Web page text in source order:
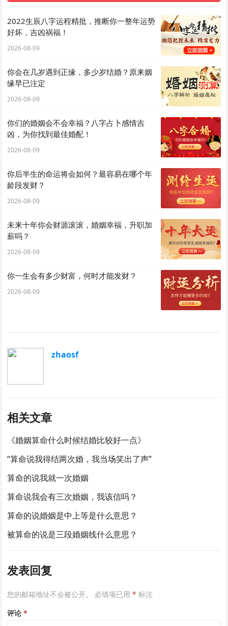
2022生辰八字运程精批，推断你一整年运势
好坏，吉凶祸福！
2026-08-09
你会在几岁遇到正缘，多少岁结婚？原来姻
缘早已注定
2026-08-09
你们的婚姻会不会幸福？八字占卜感情吉
凶，为你找到最佳婚配！
2026-08-09
你后半生的命运将会如何？最容易在哪个年
龄段发财？
2026-08-09
未来十年你会财源滚滚，婚姻幸福，升职加
薪吗？
2026-08-09
你一生会有多少财富，何时才能发财？
2026-08-09
zhaosf
相关文章
《婚姻算命什么时候结婚比较好一点》
“算命说我得结两次婚，我当场笑出了声”
算命的说我就一次婚姻
算命说我会有三次婚姻，我该信吗？
算命的说婚姻是中上等是什么意思？
被算命的说是三段婚姻线什么意思？
发表回复
您的邮箱地址不会被公开。 必填项已用* 标注
评论*